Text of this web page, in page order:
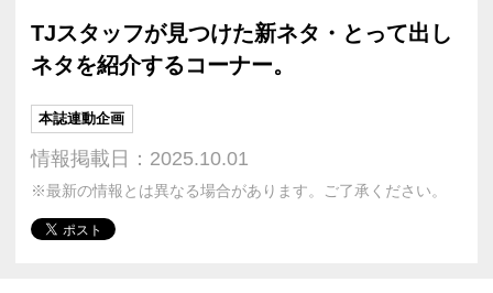
TJスタッフが見つけた新ネタ・とって出し
ネタを紹介するコーナー。
本誌連動企画
情報掲載日：2025.10.01
※最新の情報とは異なる場合があります。ご了承ください。